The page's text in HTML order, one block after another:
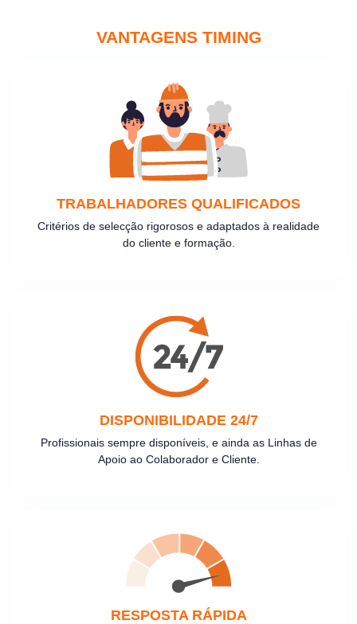
VANTAGENS TIMING
TRABALHADORES QUALIFICADOS
Critérios de selecção rigorosos e adaptados à realidade
do cliente e formação.
DISPONIBILIDADE 24/7
Profissionais sempre disponíveis, e ainda as Linhas de
Apoio ao Colaborador e Cliente.
RESPOSTA RÁPIDA